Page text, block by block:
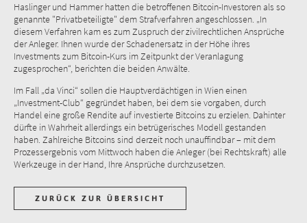
Haslinger und Hammer hatten die betroffenen Bitcoin-Investoren als so
genannte "Privatbeteiligte" dem Strafverfahren angeschlossen. „In
diesem Verfahren kam es zum Zuspruch der zivilrechtlichen Ansprüche
der Anleger. Ihnen wurde der Schadenersatz in der Höhe ihres
Investments zum Bitcoin-Kurs im Zeitpunkt der Veranlagung
zugesprochen“, berichten die beiden Anwälte.
Im Fall „da Vinci“ sollen die Hauptverdächtigen in Wien einen
„Investment-Club“ gegründet haben, bei dem sie vorgaben, durch
Handel eine große Rendite auf investierte Bitcoins zu erzielen. Dahinter
dürfte in Wahrheit allerdings ein betrügerisches Modell gestanden
haben. Zahlreiche Bitcoins sind derzeit noch unauffindbar – mit dem
Prozessergebnis vom Mittwoch haben die Anleger (bei Rechtskraft) alle
Werkzeuge in der Hand, Ihre Ansprüche durchzusetzen.
ZURÜCK ZUR ÜBERSICHT